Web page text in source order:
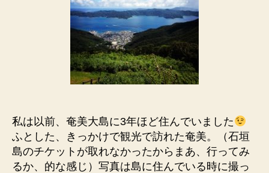
て
ハ
ッ
ピ
ー
な
♡
へ
の
私は以前、奄美大島に3年ほど住んでいました
ふとした、きっかけで観光で訪れた奄美。（石垣
島のチケットが取れなかったからまあ、行ってみ
るか、的な感じ）写真は島に住んでいる時に撮っ